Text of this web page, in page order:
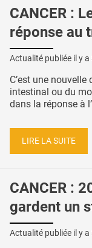
CANCER :
réponse au
Actualité publiée il y a
C’est une
intestinal ou du
dans la réponse à
LIRE LA SUITE
CANCER :
gardent un
Actualité publiée il y a